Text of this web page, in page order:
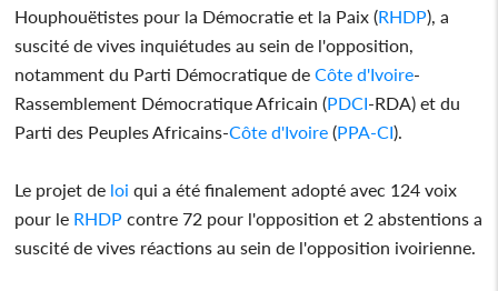
Houphouëtistes pour la Démocratie et la Paix (RHDP), a
suscité de vives inquiétudes au sein de l'opposition,
notamment du Parti Démocratique deCôte d'Ivoire-
Rassemblement Démocratique Africain (PDCI-RDA) et du
Parti des Peuples Africains-Côte d'Ivoire (PPA-CI).
Le projet de loi qui a été finalement adopté avec 124 voix
pour le RHDP contre 72 pour l'opposition et 2 abstentions a
suscité de vives réactions au sein de l'opposition ivoirienne.